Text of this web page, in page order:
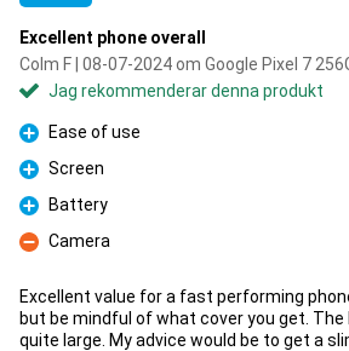
Excellent phone overall
Colm F | 08-07-2024 om Google Pixel 7
Jag rekommenderar denna produkt
Fördelar
Ease of use
Fördelar
Screen
Fördelar
Battery
Nackdelar
Camera
Excellent value for a fast performing
but be mindful of what cover you get. The
quite large. My advice would be to get a